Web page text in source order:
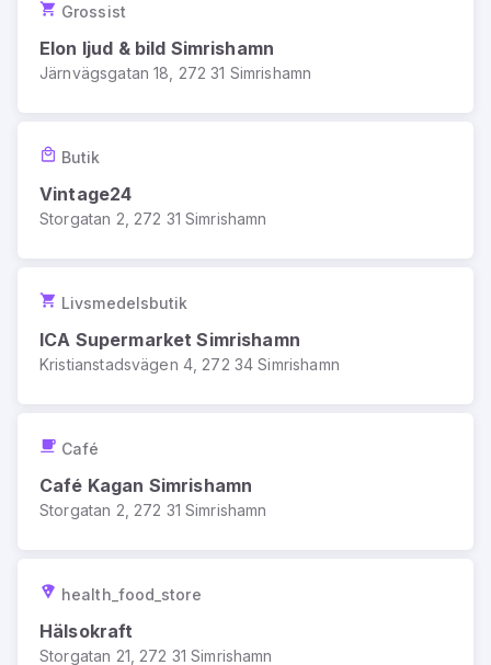
Grossist
Elon ljud & bild Simrishamn
Järnvägsgatan 18, 272 31 Simrishamn
Butik
Vintage24
Storgatan 2, 272 31 Simrishamn
Livsmedelsbutik
ICA Supermarket Simrishamn
Kristianstadsvägen 4, 272 34 Simrishamn
Café
Café Kagan Simrishamn
Storgatan 2, 272 31 Simrishamn
health_food_store
Hälsokraft
Storgatan 21, 272 31 Simrishamn